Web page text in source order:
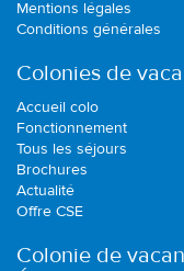
Mentions légales
Conditions générales
Colonies de
Accueil colo
Fonctionnement
Tous les séjours
Brochures
Actualité
Offre CSE
Colonie de